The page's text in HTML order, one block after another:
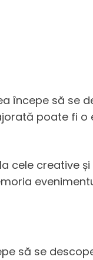
începe să se
poate fi o
cele creative și
să se